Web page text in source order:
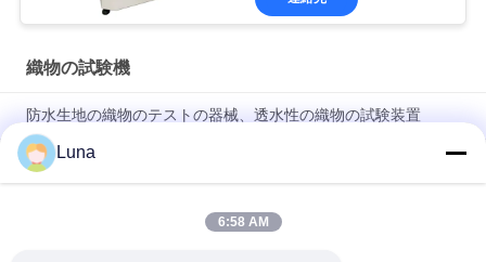
織物の試験機
防水生地の織物のテストの器械、透水性の織物の試験装置
フル オートの生地の空気透磁率のテスター、変色無しおよび酸
化無し
自動無線織物ローリングマシン 縁制御システム付き 織物検査機
Luna
6:58 AM